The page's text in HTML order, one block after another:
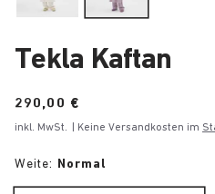
Tekla Kaftan
Price:
290,00 €
inkl. MwSt. | Keine Versandkosten im
Weite: Normal